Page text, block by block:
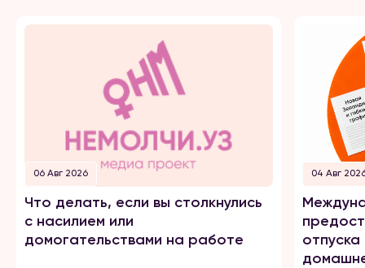
06 Авг 2026
Что делать, если вы столкнулись
с насилием или
домогательствами на работе
04 Авг